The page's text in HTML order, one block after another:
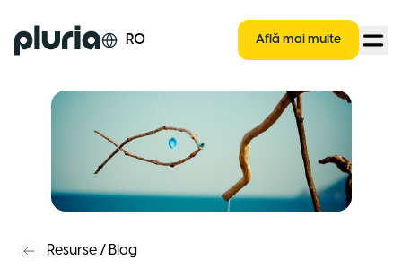
Logo Pluria RO Află mai multe
Resurse / Blog